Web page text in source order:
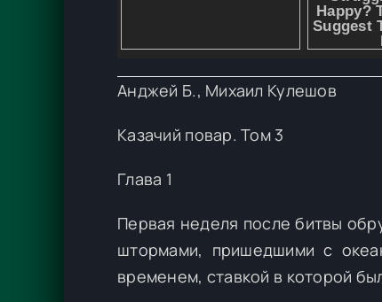
Анджей Б., Михаил Кулешов
Казачий повар. Том 3
Глава 1
Первая неделя после битвы
штормами, пришедшими с
временем, ставкой в которой